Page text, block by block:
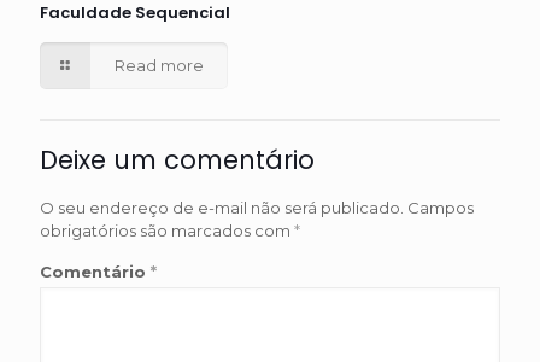
Faculdade Sequencial
Read more
Deixe um comentário
O seu endereço de e-mail não será publicado. Campos
obrigatórios são marcados com *
Comentário *